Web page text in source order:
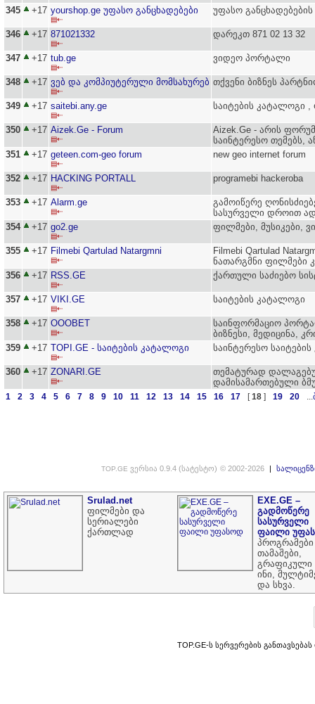
345 +17 yourshop.ge უფასო განცხადებები
▤⇠
უფასო განცხადებების
346 +17 871021332
▤⇠
დარეკთ 871 02 13 32
347 +17 tub.ge
▤⇠
ვიდეო პორტალი
348 +17 ვებ და კომპიუტერული მომსახურებ
▤⇠
თქვენი ბიზნეს
349 +17 saitebi.any.ge
▤⇠
საიტების კატალოგი
350 +17 Aizek.Ge - Forum
▤⇠
Aizek.Ge - არის
საინტერესო თემებს,
351
+17 geteen.com-geo forum
▤⇠
new geo internet forum
352 +17 HACKING PORTALL
▤⇠
programebi hackeroba
353 +17 Alarm.ge
▤⇠
გამოიწერე
სასურველი დროით
354
+17 go2.ge
▤⇠
ფილმები, მუსიკები,
355 +17 Filmebi Qartulad Natargmni
▤⇠
Filmebi Qartulad
ნათარგმნი ფილმები
356
+17 RSS.GE
▤⇠
ქართული საძიებო
357 +17 VIKI.GE
▤⇠
საიტების კატალოგი
358 +17 OOOBET
▤⇠
საინფორმაციო
ბიზნესი, მედიცინა,
359
+17 TOPI.GE - საიტების კატალოგი
▤⇠
საინტერესო
360 +17 ZONARI.GE
▤⇠
თემატურად
დამისამართებული
1 2 3 4 5 6 7 8 9 10 11 12 13 14 15 16 17 [18 ] 19 20 ...
TOP.GE ვერსია 0.9.4 (სატესტო) © 2002-2026 |
Srulad.net
ფილმები და
სერიალები
ქართლად
EXE.GE –
გადმოწერე
სასურველი
ფაილი
პროგრამები
თამაშები,
გრაფიკული
ინი,
და სხვა.
TOP.GE-ს სერვერების